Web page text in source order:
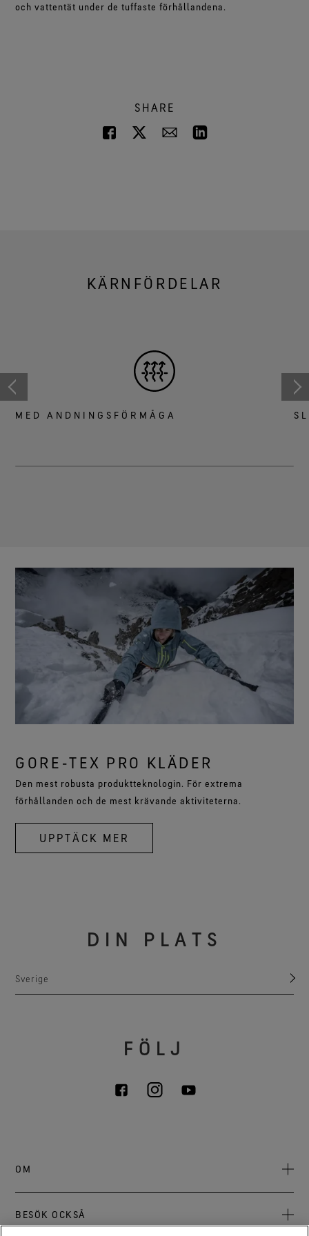
och vattentät under de tuffaste förhållandena.
SHARE
KÄRNFÖRDELAR
MED ANDNINGSFÖRMÅGA
GORE‑TEX PRO KLÄDER
Den mest robusta produktteknologin. För extrema
förhållanden och de mest krävande aktiviteterna.
UPPTÄCK MER
DIN PLATS
Sverige
BESÖK OCKSÅ
FÖLJ
OM
Karriär